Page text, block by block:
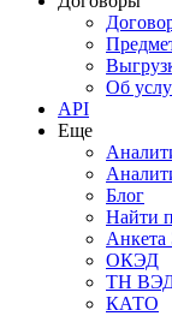
Об
API
Еще
Блог
Найти
ОКЭД
ТН
КАТО